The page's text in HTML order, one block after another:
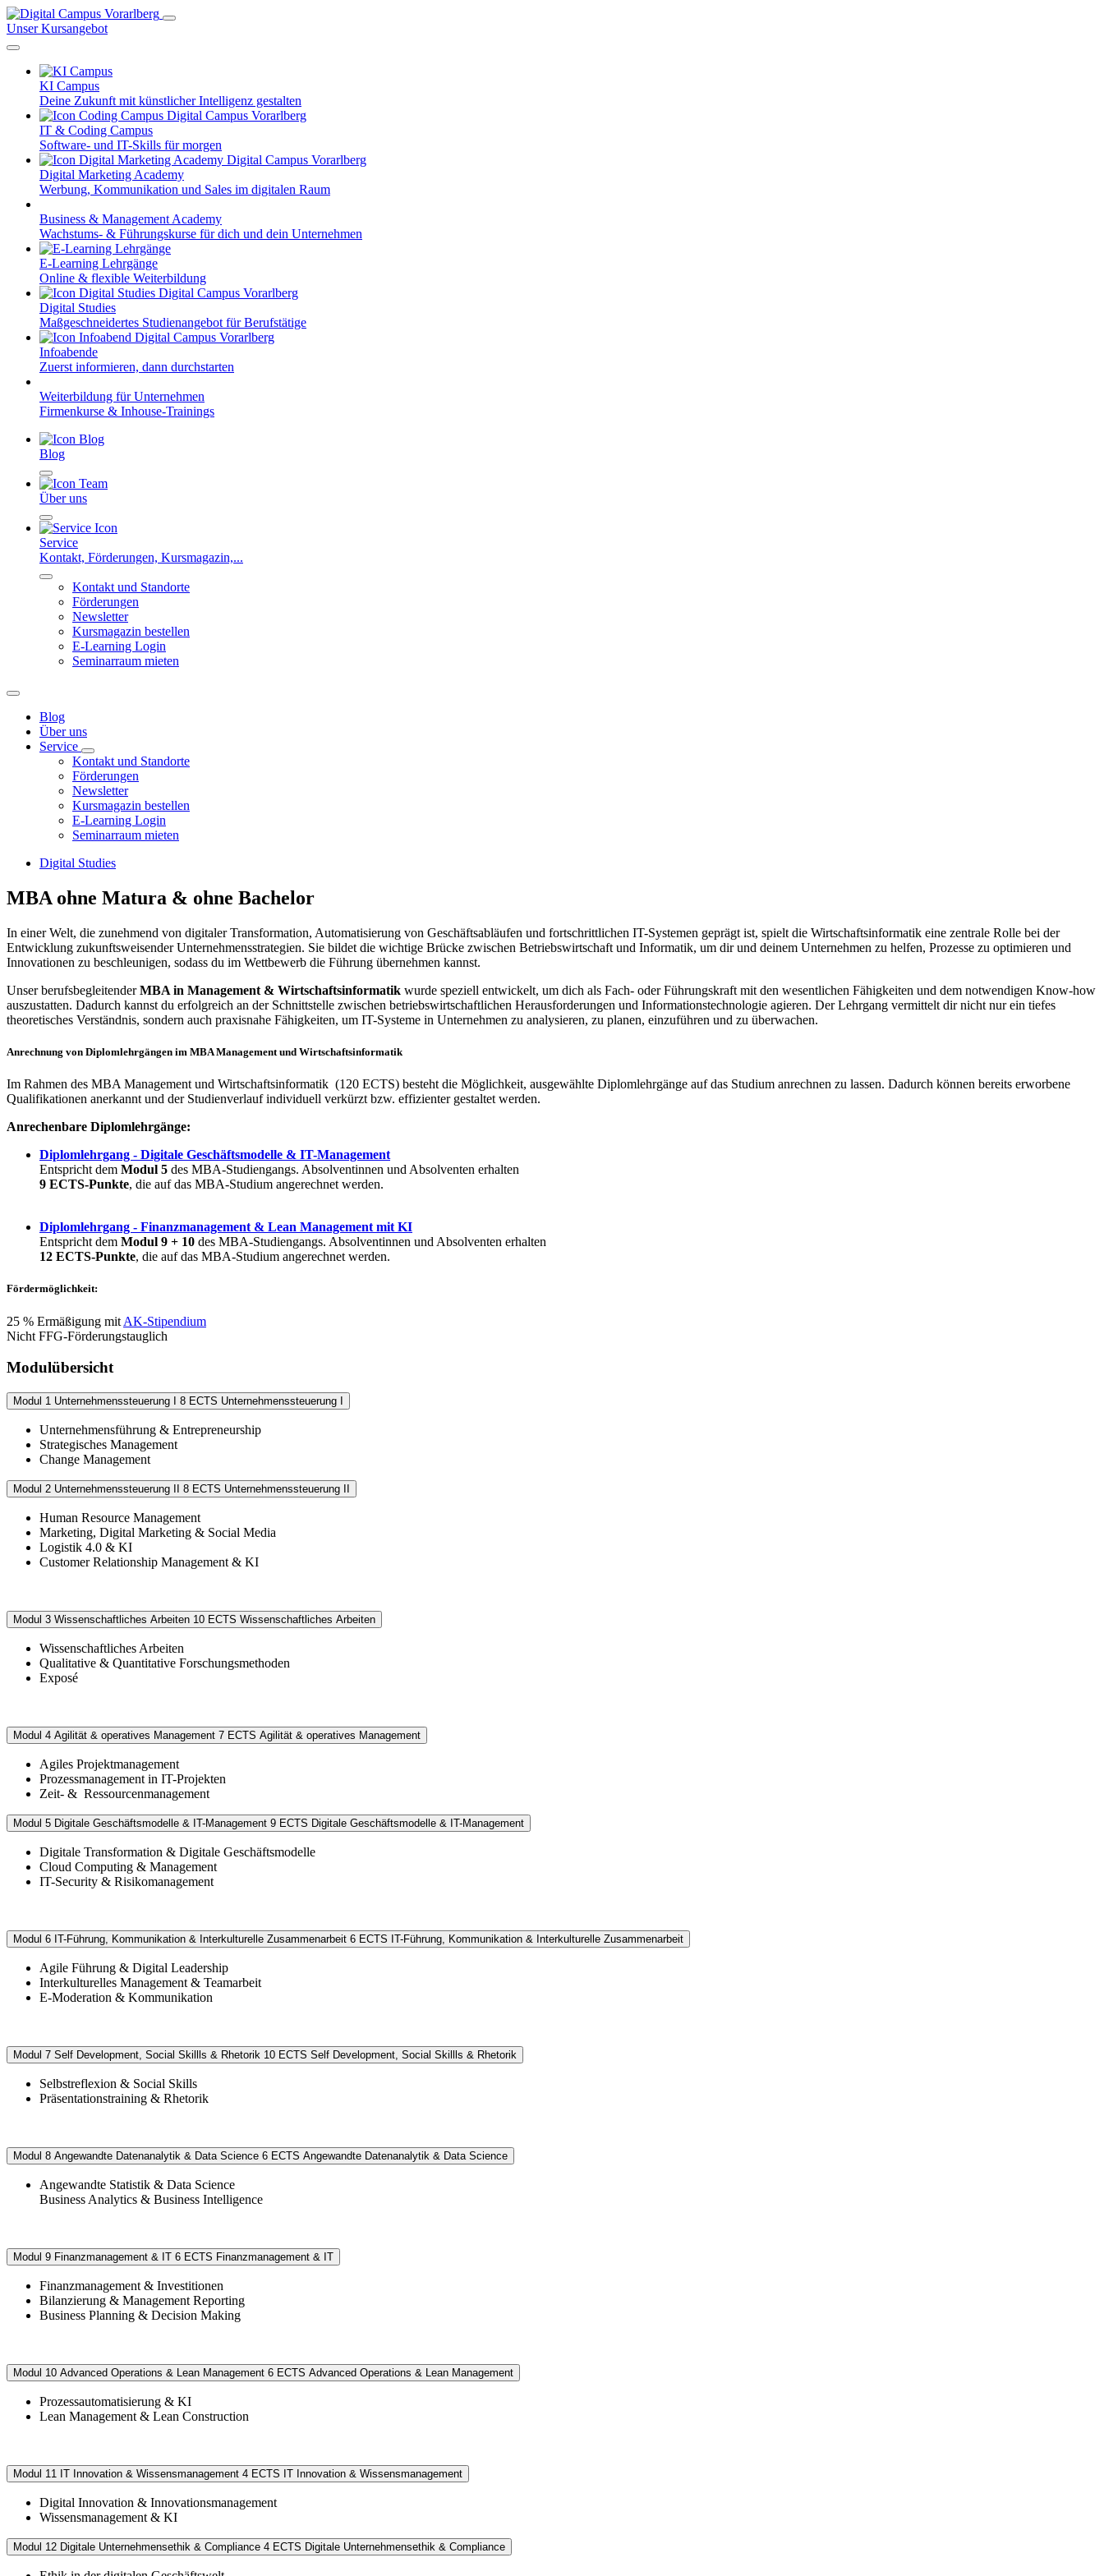
Unser Kursangebot
KI Campus
Deine Zukunft mit künstlicher Intelligenz gestalten
IT & Coding Campus
Software- und IT-Skills für morgen
Digital Marketing Academy
Werbung, Kommunikation und Sales im digitalen Raum
Business & Management Academy
Wachstums- & Führungskurse für dich und dein Unternehmen
E-Learning Lehrgänge
Online & flexible Weiterbildung
Digital Studies
Maßgeschneidertes Studienangebot für Berufstätige
Infoabende
Zuerst informieren, dann durchstarten
Weiterbildung für Unternehmen
Firmenkurse & Inhouse-Trainings
Blog
Über uns
Service
Kontakt, Förderungen, Kursmagazin,...
Kontakt und Standorte
Förderungen
Newsletter
Kursmagazin bestellen
E-Learning Login
Seminarraum mieten
Blog
Über uns
Service
Kontakt und Standorte
Förderungen
Newsletter
Kursmagazin bestellen
E-Learning Login
Seminarraum mieten
Digital Studies
MBA ohne Matura & ohne Bachelor
In einer Welt, die zunehmend von digitaler Transformation, Automatisierung von Geschäftsabläufen und fortschrittlichen IT-Systemen geprägt ist, spielt die Wirtschaftsinformatik eine zentrale Rolle bei der
Entwicklung zukunftsweisender Unternehmensstrategien. Sie bildet die wichtige Brücke zwischen Betriebswirtschaft und Informatik, um dir und deinem Unternehmen zu helfen, Prozesse zu optimieren und
Innovationen zu beschleunigen, sodass du im Wettbewerb die Führung übernehmen kannst.
Unser berufsbegleitenderMBA in Management & Wirtschaftsinformatik wurde speziell entwickelt, um dich als Fach- oder Führungskraft mit den wesentlichen Fähigkeiten und dem notwendigen Know-how
auszustatten. Dadurch kannst du erfolgreich an der Schnittstelle zwischen betriebswirtschaftlichen Herausforderungen und Informationstechnologie agieren. Der Lehrgang vermittelt dir nicht nur ein tiefes
theoretisches Verständnis, sondern auch praxisnahe Fähigkeiten, um IT-Systeme in Unternehmen zu analysieren, zu planen, einzuführen und zu überwachen.
Anrechnung von Diplomlehrgängen im MBA Management und Wirtschaftsinformatik
Im Rahmen des MBA Management und Wirtschaftsinformatik (120 ECTS) besteht die Möglichkeit, ausgewählte Diplomlehrgänge auf das Studium anrechnen zu lassen. Dadurch können bereits erworbene
Qualifikationen anerkannt und der Studienverlauf individuell verkürzt bzw. effizienter gestaltet werden.
Anrechenbare Diplomlehrgänge:
Diplomlehrgang - Digitale Geschäftsmodelle & IT-Management
Entspricht dem Modul 5 des MBA-Studiengangs. Absolventinnen und Absolventen erhalten
9 ECTS-Punkte, die auf das MBA-Studium angerechnet werden.
Diplomlehrgang - Finanzmanagement & Lean Management mit KI
Entspricht dem Modul 9 + 10 des MBA-Studiengangs. Absolventinnen und Absolventen erhalten
12 ECTS-Punkte, die auf das MBA-Studium angerechnet werden.
Fördermöglichkeit:
25 % Ermäßigung mit AK-Stipendium
Nicht FFG-Förderungstauglich
Modulübersicht
Modul 1 Unternehmenssteuerung I 8 ECTS Unternehmenssteuerung I
Unternehmensführung & Entrepreneurship
Strategisches Management
Change Management
Modul 2 Unternehmenssteuerung II 8 ECTS Unternehmenssteuerung II
Human Resource Management
Marketing, Digital Marketing & Social Media
Logistik 4.0 & KI
Customer Relationship Management & KI
Modul 3 Wissenschaftliches Arbeiten 10 ECTS Wissenschaftliches Arbeiten
Wissenschaftliches Arbeiten
Qualitative & Quantitative Forschungsmethoden
Exposé
Modul 4 Agilität & operatives Management 7 ECTS Agilität & operatives Management
Agiles Projektmanagement
Prozessmanagement in IT-Projekten
Zeit- & Ressourcenmanagement
Modul 5 Digitale Geschäftsmodelle & IT-Management 9 ECTS Digitale Geschäftsmodelle & IT-Management
Digitale Transformation & Digitale Geschäftsmodelle
Cloud Computing & Management
IT-Security & Risikomanagement
Modul 6 IT-Führung, Kommunikation & Interkulturelle Zusammenarbeit 6 ECTS IT-Führung, Kommunikation & Interkulturelle Zusammenarbeit
Agile Führung & Digital Leadership
Interkulturelles Management & Teamarbeit
E-Moderation & Kommunikation
Modul 7 Self Development, Social Skillls & Rhetorik 10 ECTS Self Development, Social Skillls & Rhetorik
Selbstreflexion & Social Skills
Präsentationstraining & Rhetorik
Modul 8 Angewandte Datenanalytik & Data Science 6 ECTS Angewandte Datenanalytik & Data Science
Angewandte Statistik & Data Science
Business Analytics & Business Intelligence
Modul 9 Finanzmanagement & IT 6 ECTS Finanzmanagement & IT
Finanzmanagement & Investitionen
Bilanzierung & Management Reporting
Business Planning & Decision Making
Modul 10 Advanced Operations & Lean Management 6 ECTS Advanced Operations & Lean Management
Prozessautomatisierung & KI
Lean Management & Lean Construction
Modul 11 IT Innovation & Wissensmanagement 4 ECTS IT Innovation & Wissensmanagement
Digital Innovation & Innovationsmanagement
Wissensmanagement & KI
Modul 12 Digitale Unternehmensethik & Compliance 4 ECTS Digitale Unternehmensethik & Compliance